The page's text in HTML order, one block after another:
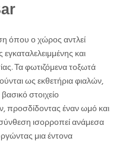
όπου ο χώρος αντλεί
και
Τα φωτιζόμενα τοξωτά
ως εκθετήρια φιαλών,
στοιχείο
προσδίδοντας έναν ωμό και
ισορροπεί ανάμεσα
μια έντονα